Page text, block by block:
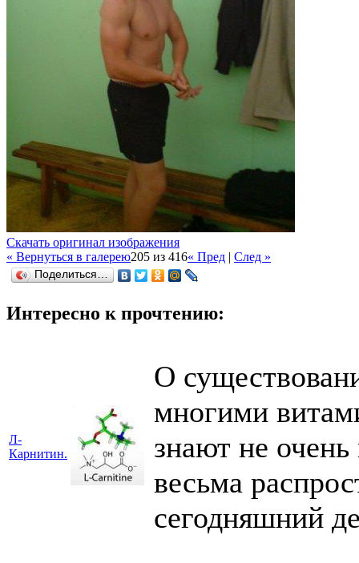
Скачать оригинал изображения
« Вернуться в галерею205 из 416« Пред | След »
Поделиться…
Интересно к прочтению:
Л-
Карнитин.
О
многими
знают не
весьма
сегодняшний